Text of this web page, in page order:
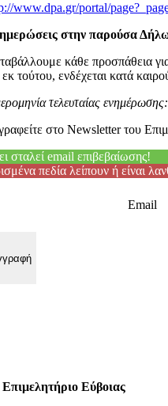
www.dpa.gr/portal/
στην παρούσα
κάθε προσπάθεια
τούτου, ενδέχεται κατά
τελευταίας
στο Newsletter του
σταλεί email επιβεβαίωσης!
πεδία λείπουν ή είναι
Email
Εύβοιας